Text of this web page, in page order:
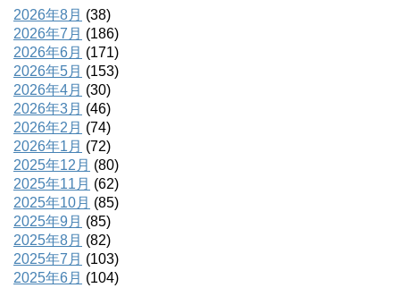
2026年8月 (38)
2026年7月 (186)
2026年6月 (171)
2026年5月 (153)
2026年4月 (30)
2026年3月 (46)
2026年2月 (74)
2026年1月 (72)
2025年12月 (80)
2025年11月 (62)
2025年10月 (85)
2025年9月 (85)
2025年8月 (82)
2025年7月 (103)
2025年6月 (104)